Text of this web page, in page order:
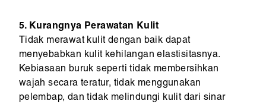
5. Kurangnya Perawatan Kulit
Tidak merawat kulit dengan baik dapat
menyebabkan kulit kehilangan elastisitasnya.
Kebiasaan buruk seperti tidak membersihkan
wajah secara teratur, tidak menggunakan
pelembap, dan tidak melindungi kulit dari sinar